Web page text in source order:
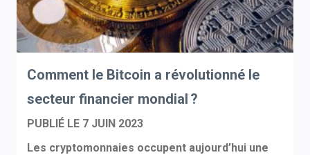
Comment le Bitcoin a révolutionné le
secteur financier mondial ?
PUBLIÉ LE 7 JUIN 2023
Les cryptomonnaies occupent aujourd’hui une